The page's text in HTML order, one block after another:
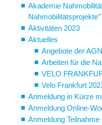
Akademie
Nahmobilitätsprojekte”
Aktivitäten 2023
Aktuelles
Angebote der
Arbeiten für die
VELO
Velo Frankfurt
Anmeldung in Kürze
Anmeldung Online-
Anmeldung